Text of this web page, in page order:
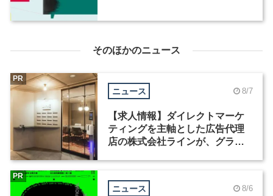
そのほかのニュース
ニュース 8/7
【求人情報】ダイレクトマーケ
ティングを主軸とした広告代理
店の株式会社ラインが、グラフ
PR
ニュース 8/6
PR